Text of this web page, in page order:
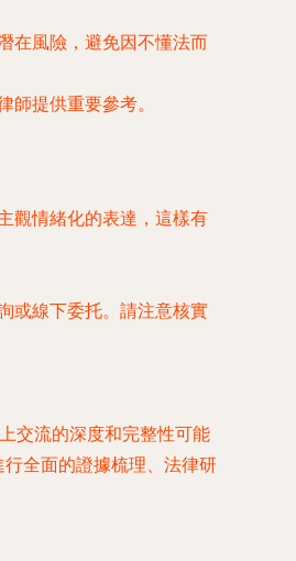
在風險，避免因不懂法而
提供重要參考。
觀情緒化的表達，這樣有
或線下委托。請注意核實
交流的深度和完整性可能
全面的證據梳理、法律研